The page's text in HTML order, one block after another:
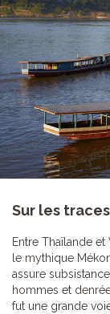
Sur les
Entre Thaïlande et
le mythique
assure
hommes et
fut une grande